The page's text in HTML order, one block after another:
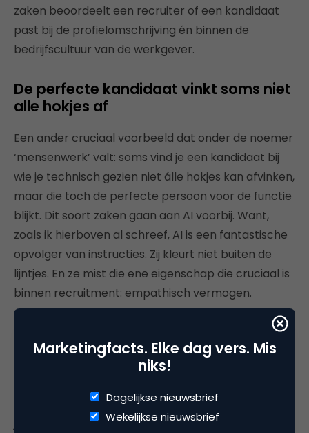
zaken beoordeelt een recruiter of een kandidaat
past bij de profielomschrijving én binnen de
bedrijfscultuur van de werkgever.
De perfecte kandidaat vinkt soms niet
alle hokjes af
Een ander cruciaal voorbeeld dat onder de noemer
‘mensenwerk’ valt: soms vind je een kandidaat bij
wie je technisch gezien niet álle hokjes kan afvinken,
maar die toch de perfecte persoon voor de functie
blijkt. Dit soort zaken gaan aan AI voorbij. Want,
zoals ik hierboven al schreef, AI is een fantastische
opvolger van instructies. Zij kleurt niet buiten de
lijntjes. En ze mist die ene eigenschap die cruciaal is
binnen recruitment: empathisch vermogen.
onderhandelingsfase. Heb je als werkgever na
meerdere tijdrovende sollicitatierondes eindelijk de
aanbod dat je wilt doen eerst even voorleggen aan
je recruiter. Deze kent de precieze verwachtingen
Marketingfacts. Elke dag vers. Mis
niks!
Dagelijkse nieuwsbrief
Wekelijkse nieuwsbrief